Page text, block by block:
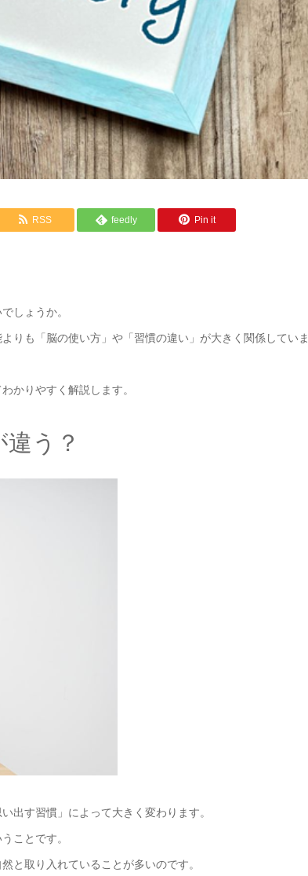
RSS feedly Pin it
しょうか。
りも「脳の使い方」や「習慣の違い」が大きく関係していま
かりやすく解説します。
う？
出す習慣」によって大きく変わります。
ことです。
と取り入れていることが多いのです。